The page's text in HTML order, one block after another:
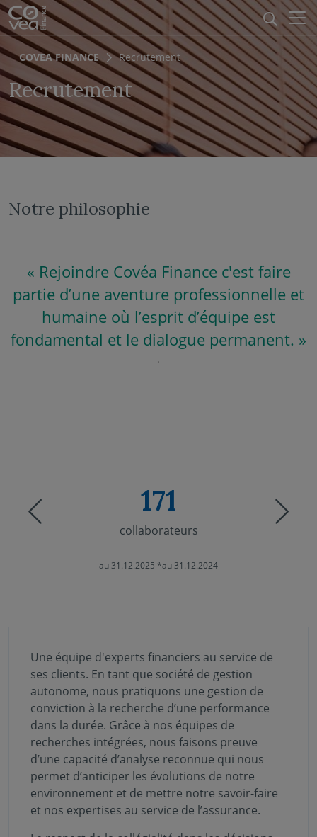
Aller au menu
Aller au contenu
COVEA FINANCE Recrutement
Recrutement
Notre philosophie
« Rejoindre Covéa Finance c'est faire
partie d’une aventure professionnelle et
humaine où l’esprit d’équipe est
fondamental et le dialogue permanent. »
.
171
collaborateurs
au 31.12.2025 *au 31.12.2024
Une équipe d'experts financiers au service de
ses clients. En tant que société de gestion
autonome, nous pratiquons une gestion de
conviction à la recherche d’une performance
dans la durée. Grâce à nos équipes de
recherches intégrées, nous faisons preuve
d’une capacité d’analyse reconnue qui nous
permet d’anticiper les évolutions de notre
environnement et de mettre notre savoir-faire
et nos expertises au service de l’assurance.